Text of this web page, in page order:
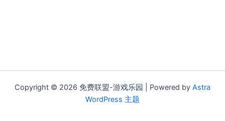
Copyright © 2026 免费联盟-游戏乐园 | Powered by Astra
WordPress 主题